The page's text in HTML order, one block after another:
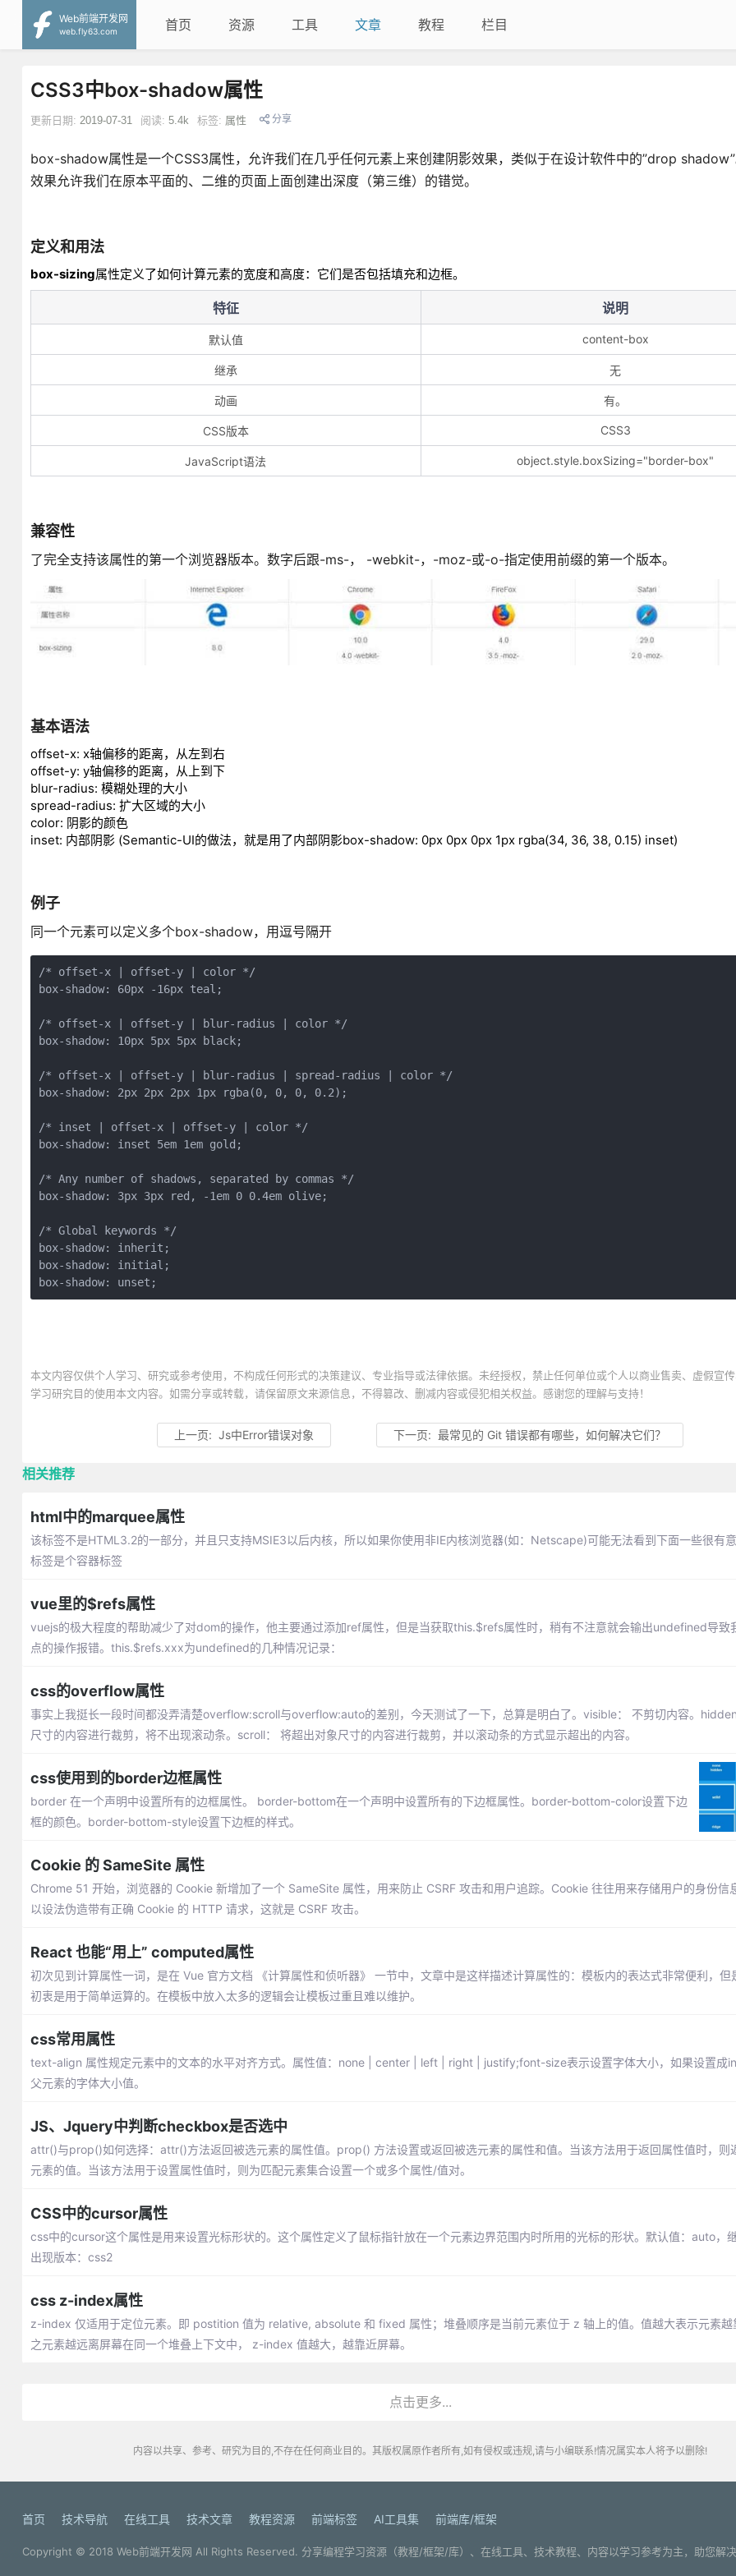
Web前端开发网
web.fly63.com
首页 资源 工具 文章 教程 栏目
CSS3中box-shadow属性
更新日期: 2019-07-31 阅读: 5.4k 标签: 属性 分享
box-shadow属性是一个CSS3属性，允许我们在几乎任何元素上来创建阴影效果，类似于在设计软件中的”drop
效果允许我们在原本平面的、二维的页面上面创建出深度（第三维）的错觉。
定义和用法
box-sizing属性定义了如何计算元素的宽度和高度：它们是否包括填充和边框。
特征 说明
默认值 content-box
继承 无
动画 有。
CSS版本 CSS3
JavaScript语法 object.style.boxSizing="border-box"
兼容性
了完全支持该属性的第一个浏览器版本。数字后跟-ms-， -webkit-，-moz-或-o-指定使用前缀的第一个版本。
基本语法
offset-x: x轴偏移的距离，从左到右
offset-y: y轴偏移的距离，从上到下
blur-radius: 模糊处理的大小
spread-radius: 扩大区域的大小
color: 阴影的颜色
inset: 内部阴影 (Semantic-UI的做法，就是用了内部阴影box-shadow: 0px 0px 0px 1px rgba(34, 36, 38, 0.15) inset)
例子
同一个元素可以定义多个box-shadow，用逗号隔开
/* offset-x | offset-y | color */
box-shadow: 60px -16px teal;
/* offset-x | offset-y | blur-radius | color */
box-shadow: 10px 5px 5px black;
/* offset-x | offset-y | blur-radius | spread-radius | color */
box-shadow: 2px 2px 2px 1px rgba(0, 0, 0, 0.2);
/* inset | offset-x | offset-y | color */
box-shadow: inset 5em 1em gold;
/* Any number of shadows, separated by commas */
box-shadow: 3px 3px red, -1em 0 0.4em olive;
/* Global keywords */
box-shadow: inherit;
box-shadow: initial;
box-shadow: unset;
本文内容仅供个人学习、研究或参考使用，不构成任何形式的决策建议、专业指导或法律依据。未经授权，禁止任何单位或个人以商业售卖、虚假宣
学习研究目的使用本文内容。如需分享或转载，请保留原文来源信息，不得篡改、删减内容或侵犯相关权益。感谢您的理解与支持！
上一页:Js中Error错误对象 下一页:最常见的 Git 错误都有哪些，如何解决它们？
相关推荐
html中的marquee属性
该标签不是HTML3.2的一部分，并且只支持MSIE3以后内核，所以如果你使用非IE内核浏览器(如：Netscape)可能无法看到下面一些很有
标签是个容器标签
vue里的$refs属性
vuejs的极大程度的帮助减少了对dom的操作，他主要通过添加ref属性，但是当获取this.$refs属性时，稍有不注意就会输出undefined导致
点的操作报错。this.$refs.xxx为undefined的几种情况记录：
css的overflow属性
事实上我挺长一段时间都没弄清楚overflow:scroll与overflow:auto的差别，今天测试了一下，总算是明白了。visible： 不剪切内容。
尺寸的内容进行裁剪，将不出现滚动条。scroll： 将超出对象尺寸的内容进行裁剪，并以滚动条的方式显示超出的内容。
css使用到的border边框属性
border 在一个声明中设置所有的边框属性。 border-bottom在一个声明中设置所有的下边框属性。border-bottom-color设置下边
框的颜色。border-bottom-style设置下边框的样式。
Cookie 的 SameSite 属性
Chrome 51 开始，浏览器的 Cookie 新增加了一个 SameSite 属性，用来防止 CSRF 攻击和用户追踪。Cookie 往往用来存储用户的身份信
以设法伪造带有正确 Cookie 的 HTTP 请求，这就是 CSRF 攻击。
React 也能“用上” computed属性
初次见到计算属性一词，是在 Vue 官方文档 《计算属性和侦听器》 一节中，文章中是这样描述计算属性的：模板内的表达式非常便利，但
初衷是用于简单运算的。在模板中放入太多的逻辑会让模板过重且难以维护。
css常用属性
text-align 属性规定元素中的文本的水平对齐方式。属性值：none | center | left | right | justify;font-size表示设置字体大小，如果设置成
父元素的字体大小值。
JS、Jquery中判断checkbox是否选中
attr()与prop()如何选择：attr()方法返回被选元素的属性值。prop() 方法设置或返回被选元素的属性和值。当该方法用于返回属性值时，则
元素的值。当该方法用于设置属性值时，则为匹配元素集合设置一个或多个属性/值对。
CSS中的cursor属性
css中的cursor这个属性是用来设置光标形状的。这个属性定义了鼠标指针放在一个元素边界范围内时所用的光标的形状。默认值：auto，
出现版本：css2
css z-index属性
z-index 仅适用于定位元素。即 postition 值为 relative, absolute 和 fixed 属性；堆叠顺序是当前元素位于 z 轴上的值。值越大表示元素越
之元素越远离屏幕在同一个堆叠上下文中， z-index 值越大，越靠近屏幕。
点击更多...
内容以共享、参考、研究为目的,不存在任何商业目的。其版权属原作者所有,如有侵权或违规,请与小编联系!情况属实本人将予以删除!
首页 技术导航 在线工具 技术文章 教程资源 前端标签 AI工具集 前端库/框架
Copyright © 2018 Web前端开发网 All Rights Reserved. 分享编程学习资源（教程/框架/库）、在线工具、技术教程、内容以学习参考为主，助您解决